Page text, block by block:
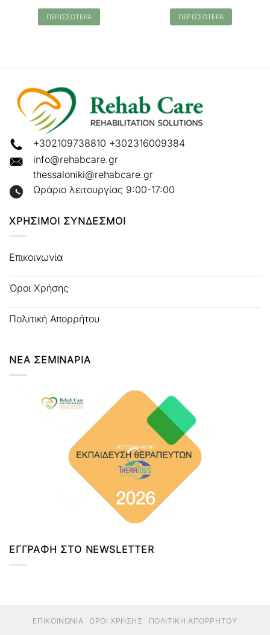
ΠΕΡΙΣΣΟΤΕΡΑ ΠΕΡΙΣΣΟΤΕΡΑ
+302109738810 +302316009384
info@rehabcare.gr
thessaloniki@rehabcare.gr
Ωράριο λειτουργίας 9:00-17:00
ΧΡΗΣΙΜΟΙ ΣΥΝΔΕΣΜΟΙ
Επικοινωνία
Όροι Χρήσης
Πολιτική Απορρήτου
ΝΕΑ ΣΕΜΙΝΑΡΙΑ
ΕΓΓΡΑΦΗ ΣΤΟ NEWSLETTER
ΕΠΙΚΟΙΝΩΝΙΑ ΟΡΟΙ ΧΡΗΣΗΣ ΠΟΛΙΤΙΚΗ ΑΠΟΡΡΗΤΟΥ